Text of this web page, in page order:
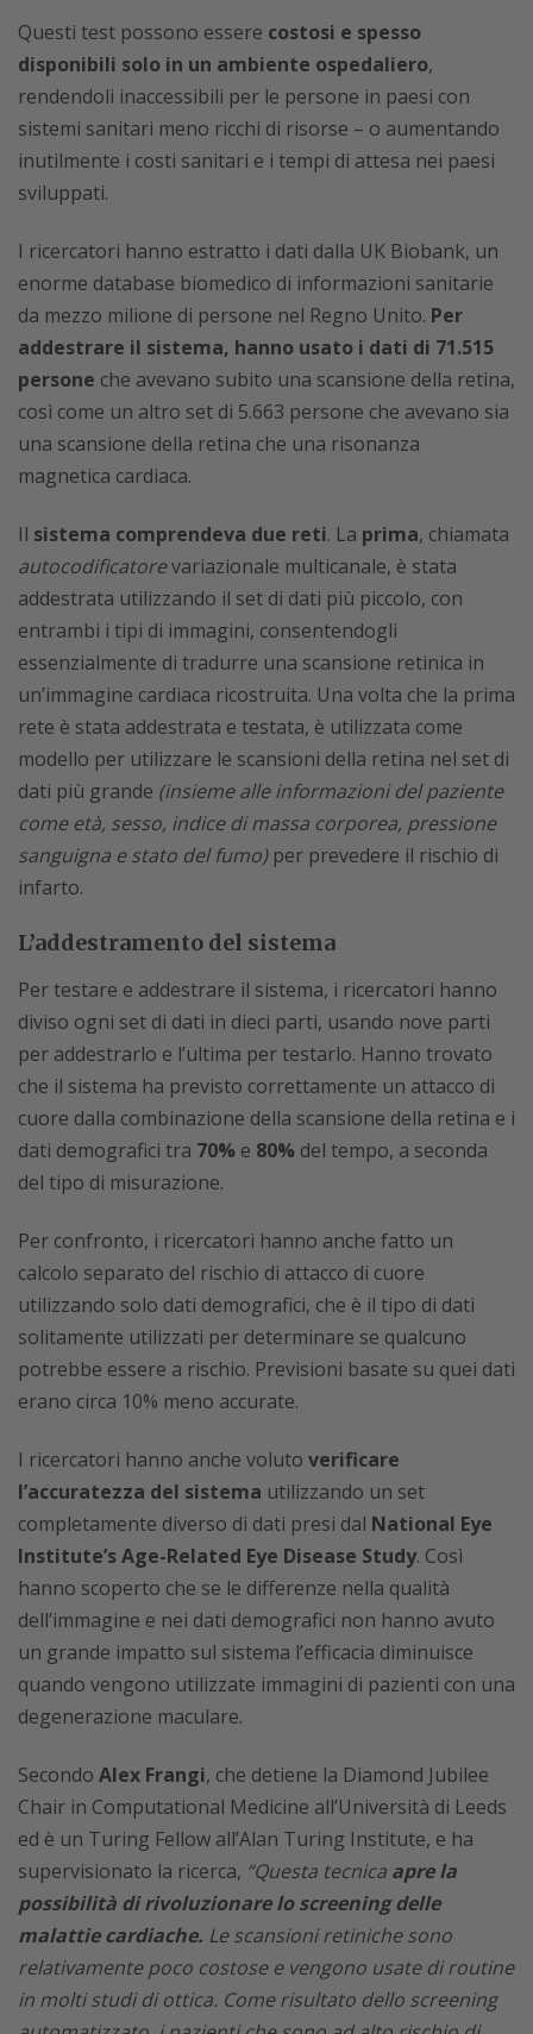
Questi test possono essere costosi e spesso
disponibili solo in un ambiente ospedaliero,
rendendoli inaccessibili per le persone in paesi con
sistemi sanitari meno ricchi di risorse – o aumentando
inutilmente i costi sanitari e i tempi di attesa nei paesi
sviluppati.
I ricercatori hanno estratto i dati dalla UK Biobank, un
enorme database biomedico di informazioni sanitarie
da mezzo milione di persone nel Regno Unito. Per
addestrare il sistema, hanno usato i dati di 71.515
persone che avevano subito una scansione della retina,
così come un altro set di 5.663 persone che avevano sia
una scansione della retina che una risonanza
magnetica cardiaca.
Il sistema comprendeva due reti. La prima, chiamata
autocodificatorevariazionale multicanale, è stata
addestrata utilizzando il set di dati più piccolo, con
entrambi i tipi di immagini, consentendogli
essenzialmente di tradurre una scansione retinica in
un’immagine cardiaca ricostruita. Una volta che la prima
rete è stata addestrata e testata, è utilizzata come
modello per utilizzare le scansioni della retina nel set di
dati più grande (insieme alle informazioni del paziente
come età, sesso, indice di massa corporea, pressione
sanguigna e stato del fumo)per prevedere il rischio di
infarto.
L’addestramento del sistema
Per testare e addestrare il sistema, i ricercatori hanno
diviso ogni set di dati in dieci parti, usando nove parti
per addestrarlo e l’ultima per testarlo. Hanno trovato
che il sistema ha previsto correttamente un attacco di
cuore dalla combinazione della scansione della retina e i
dati demografici tra 70% e 80% del tempo, a seconda
del tipo di misurazione.
Per confronto, i ricercatori hanno anche fatto un
calcolo separato del rischio di attacco di cuore
utilizzando solo dati demografici, che è il tipo di dati
solitamente utilizzati per determinare se qualcuno
potrebbe essere a rischio. Previsioni basate su quei dati
erano circa 10% meno accurate.
I ricercatori hanno anche voluto verificare
l’accuratezza del sistema utilizzando un set
completamente diverso di dati presi dal National Eye
Institute’s Age-Related Eye Disease Study. Così
hanno scoperto che se le differenze nella qualità
dell’immagine e nei dati demografici non hanno avuto
un grande impatto sul sistema l’efficacia diminuisce
quando vengono utilizzate immagini di pazienti con una
degenerazione maculare.
Secondo Alex Frangi, che detiene la Diamond Jubilee
Chair in Computational Medicine all’Università di Leeds
ed è un Turing Fellow all’Alan Turing Institute, e ha
supervisionato la ricerca, “Questa tecnica apre la
possibilità di rivoluzionare lo screening delle
malattie cardiache. Le scansioni retiniche sono
relativamente poco costose e vengono usate di routine
in molti studi di ottica. Come risultato dello screening